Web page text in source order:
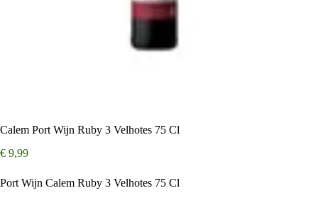
Calem Port Wijn Ruby 3 Velhotes 75 Cl
€ 9,99
Port Wijn Calem Ruby 3 Velhotes 75 Cl